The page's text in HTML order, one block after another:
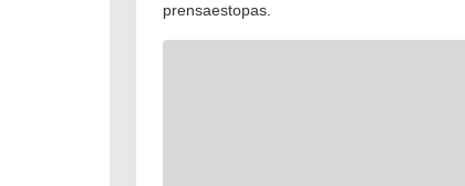
prensaestopas.